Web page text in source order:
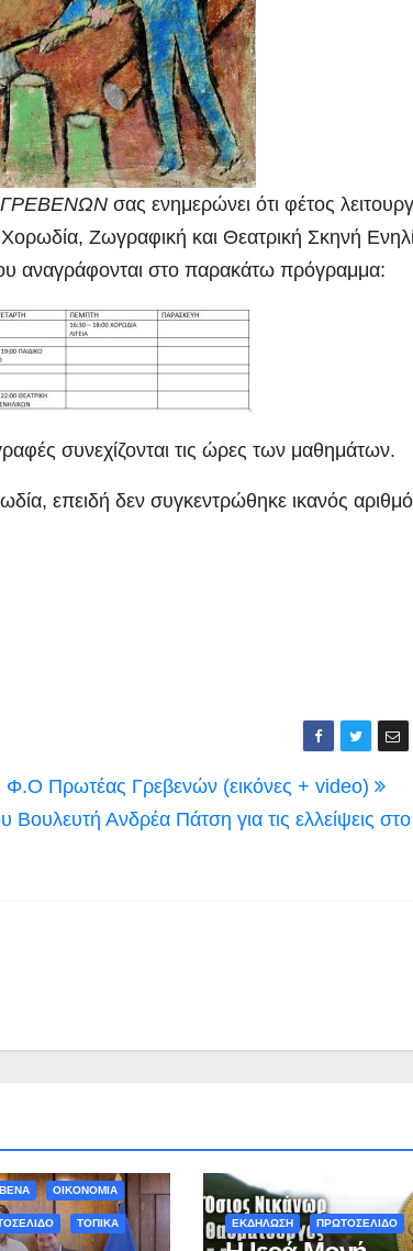
σας ενημερώνει ότι φέτος
Ζωγραφική και Θεατρική Σκηνή
αναγράφονται στο παρακάτω πρόγραμμα:
συνεχίζονται τις ώρες των μαθημάτων.
επειδή δεν συγκεντρώθηκε ικανός
Πρωτέας Γρεβενών (εικόνες + video)
Ανδρέα Πάτση για τις ελλείψεις
ΟΙΚΟΝΟΜΙΑ
ΤΟΠΙΚΑ ΕΚΔΗΛΩΣΗ ΠΡΩΤΟΣΕΛΙΔΟ